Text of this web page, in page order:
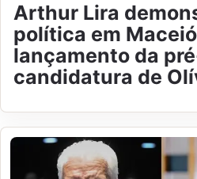
Arthur Lira
política em
lançamento da
candidatura de